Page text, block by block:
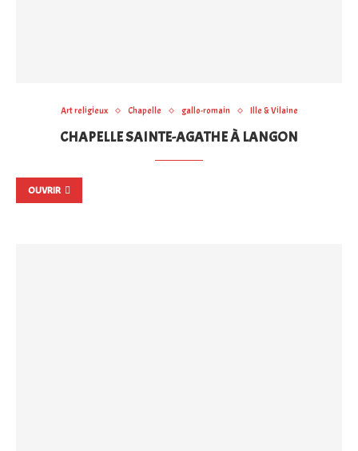
Art religieux Chapelle gallo-romain Ille & Vilaine
CHAPELLE SAINTE-AGATHE À LANGON
OUVRIR